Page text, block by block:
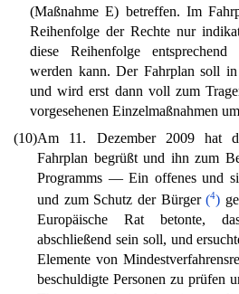
(Maßnahme E) betreffen. Im
Reihenfolge der Rechte nur
diese Reihenfolge
werden kann. Der Fahrplan soll
und wird erst dann voll zum
vorgesehenen Einzelmaßnahmen
(10)Am 11. Dezember 2009 hat
Fahrplan begrüßt und ihn zum
Programms — Ein offenes und
und zum Schutz der Bürger(4)
Europäische Rat betonte,
abschließend sein soll, und
Elemente von
beschuldigte Personen zu prüfen